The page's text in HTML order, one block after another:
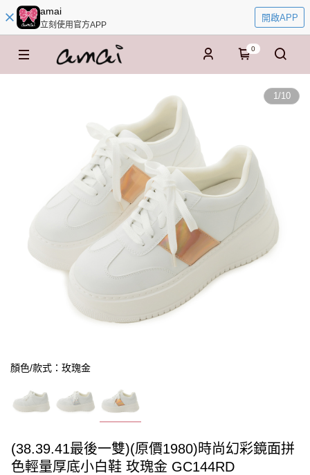
amai
立刻使用官方APP
開啟APP
0
1/10
顏色/款式：玫瑰金
(38.39.41最後一雙)(原價1980)時尚幻彩鏡面拼
色輕量厚底小白鞋 玫瑰金 GC144RD